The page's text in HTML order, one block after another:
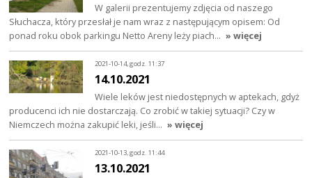
W galerii prezentujemy zdjęcia od naszego
Słuchacza, który przesłał je nam wraz z następującym opisem: Od
ponad roku obok parkingu Netto Areny leży piach… » więcej
2021-10-14, godz. 11:37
14.10.2021
Wiele leków jest niedostępnych w aptekach, gdyż
producenci ich nie dostarczają. Co zrobić w takiej sytuacji? Czy w
Niemczech można zakupić leki, jeśli… » więcej
2021-10-13, godz. 11:44
13.10.2021